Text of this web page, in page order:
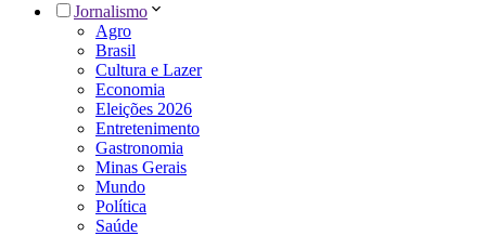
Jornalismo
Agro
Brasil
Cultura e Lazer
Economia
Eleições 2026
Entretenimento
Gastronomia
Minas Gerais
Mundo
Política
Saúde